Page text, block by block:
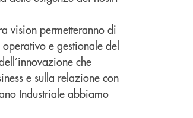
vision permetteranno di
e gestionale del
che
e sulla relazione con
Industriale abbiamo